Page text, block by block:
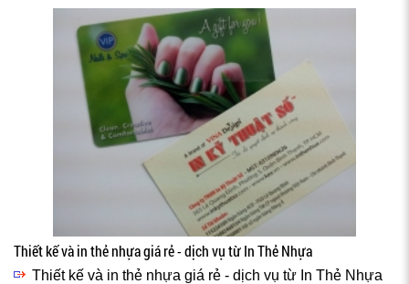
Thiết kế và in thẻ nhựa giá rẻ - dịch vụ từ In Thẻ Nhựa
Thiết kế và in thẻ nhựa giá rẻ - dịch vụ từ In Thẻ Nhựa